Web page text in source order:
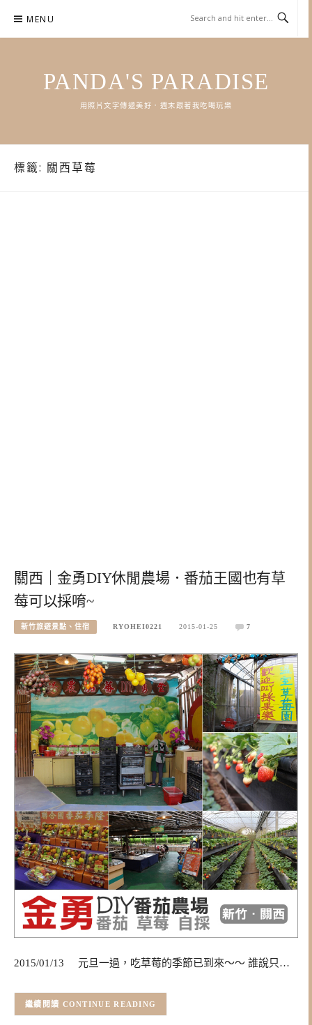
content
MENU
PANDA'S PARADISE
用照片文字傳遞美好．週末跟著我吃喝玩樂
標籤: 關西草莓
關西｜金勇DIY休閒農場．番茄王國也有草
莓可以採唷~
新竹旅遊景點、住宿 RYOHEI0221 2015-01-25 7
2015/01/13 元旦一過，吃草莓的季節已到來～～ 誰說只…
CONTINUE READING